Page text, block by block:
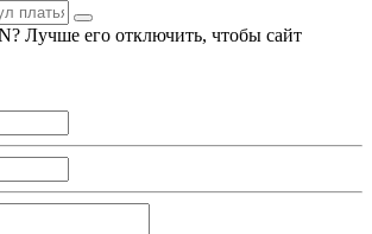
Лучше его отключить, чтобы сайт